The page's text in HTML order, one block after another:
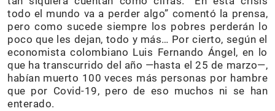
todo el mundo va a perder algo” comentó la prensa,
pero como sucede siempre los pobres perderán lo
poco que les dejan, todo y más… Por cierto, según el
economista colombiano Luis Fernando Ángel, en lo
que ha transcurrido del año —hasta el 25 de marzo—,
habían muerto 100 veces más personas por hambre
que por Covid-19, pero de eso muchos ni se han
enterado.